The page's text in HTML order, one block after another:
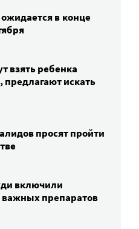
в конце
взять ребенка
искать
просят пройти
включили
препаратов